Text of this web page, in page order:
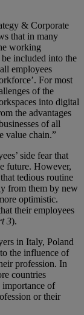
& Corporate
that in many
working
included into the
employees
For most
of the
into digital
the advantages
of all
value chain.”
side fear that
future. However,
tedious routine
from them by new
optimistic.
their employees
3).
in Italy, Poland
the influence of
profession. In
countries
importance of
or their